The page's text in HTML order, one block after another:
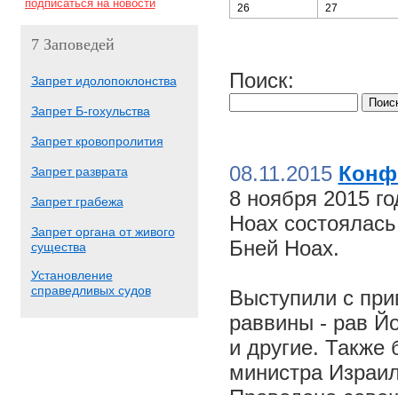
7 Заповедей
Запрет идолопоклонства
Запрет Б-гохульства
Запрет кровопролития
Запрет разврата
Запрет грабежа
Запрет органа от живого
существа
Установление
справедливых судов
26
27
Поиск:
08.11.2015
8 ноября 2015
Ноах
Бней Ноах.
Выступили с
раввины - рав
и другие. Также
министра